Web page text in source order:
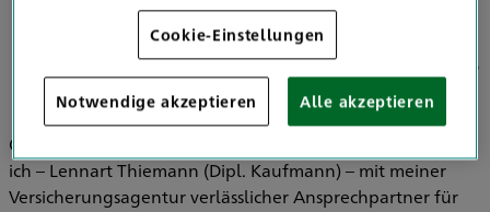
Ihr Partner für Versicherungen und Vorsorge
in Halle (Saale)
Optimal in Halle (Saale) für meine Kunden erreichbar, bin
ich – Lennart Thiemann (Dipl. Kaufmann) – mit meiner
Versicherungsagentur verlässlicher Ansprechpartner für
Cookie-Einstellungen
Notwendige akzeptieren Alle akzeptieren